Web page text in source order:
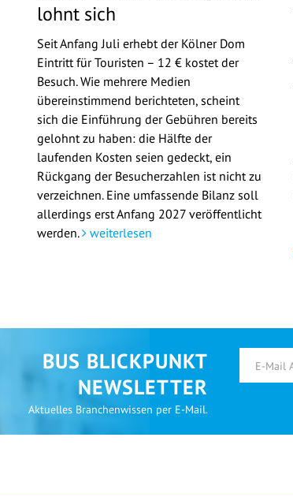
lohnt sich
Seit Anfang Juli erhebt der Kölner Dom
Eintritt für Touristen – 12 € kostet der
Besuch. Wie mehrere Medien
übereinstimmend berichteten, scheint
sich die Einführung der Gebühren bereits
gelohnt zu haben: die Hälfte der
laufenden Kosten seien gedeckt, ein
Rückgang der Besucherzahlen ist nicht zu
verzeichnen. Eine umfassende Bilanz soll
allerdings erst Anfang 2027 veröffentlicht
werden. weiterlesen
BUS BLICKPUNKT
NEWSLETTER
Aktuelles Branchenwissen per E-Mail.